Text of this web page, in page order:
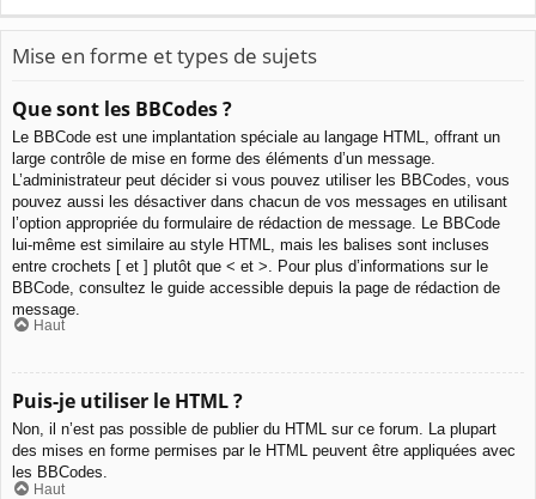
Mise en forme et types de sujets
Que sont les BBCodes ?
Le BBCode est une implantation spéciale au langage HTML, offrant un
large contrôle de mise en forme des éléments d’un message.
L’administrateur peut décider si vous pouvez utiliser les BBCodes, vous
pouvez aussi les désactiver dans chacun de vos messages en utilisant
l’option appropriée du formulaire de rédaction de message. Le BBCode
lui-même est similaire au style HTML, mais les balises sont incluses
entre crochets [ et ] plutôt que < et >. Pour plus d’informations sur le
BBCode, consultez le guide accessible depuis la page de rédaction de
message.
Haut
Puis-je utiliser le HTML ?
Non, il n’est pas possible de publier du HTML sur ce forum. La plupart
des mises en forme permises par le HTML peuvent être appliquées avec
les BBCodes.
Haut